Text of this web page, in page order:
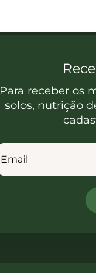
Para receber os
solos, nutrição